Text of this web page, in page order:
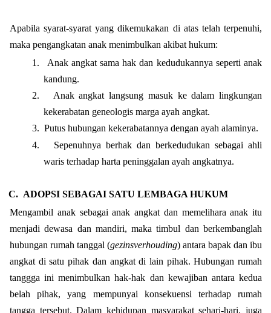
Apabila syarat-syarat yang dikemukakan di atas telah terpenuhi,
maka pengangkatan anak menimbulkan akibat hukum:
1.
Anak angkat sama hak dan kedudukannya seperti anak
kandung.
2.
Anak angkat langsung masuk ke dalam lingkungan
kekerabatan geneologis marga ayah angkat.
3. Putus hubungan kekerabatannya dengan ayah alaminya.
4.
Sepenuhnya berhak dan berkedudukan sebagai ahli
waris terhadap harta peninggalan ayah angkatnya.
C. ADOPSI SEBAGAI SATU LEMBAGA HUKUM
Mengambil anak sebagai anak angkat dan memelihara anak itu
menjadi dewasa dan mandiri, maka timbul dan berkembanglah
hubungan rumah tanggal (gezinsverhouding) antara bapak dan ibu
angkat di satu pihak dan angkat di lain pihak. Hubungan rumah
tanggga ini menimbulkan hak-hak dan kewajiban antara kedua
belah pihak, yang mempunyai konsekuensi terhadap rumah
tangga tersebut. Dalam kehidupan masyarakat sehari-hari, juga